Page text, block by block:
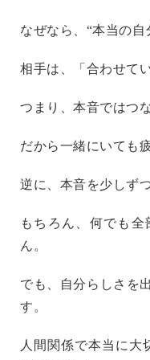
なぜなら、“本当の自
相手は、「合わせて
つまり、本音ではつ
だから一緒にいても
逆に、本音を少しず
もちろん、何でも
ん。
でも、自分らしさを
す。
人間関係で本当に大